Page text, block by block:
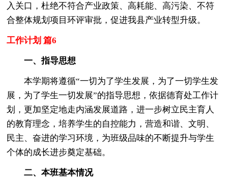
入关口，杜绝不符合产业政策、高耗能、高污染、不符
合整体规划项目环评审批，促进我县产业转型升级。
工作计划 篇6
一、指导思想
本学期将遵循“一切为了学生发展，为了一切学生发
展，为了学生一切发展”的指导思想，依据德育处工作计
划，更加坚定地走内涵发展道路，进一步树立民主育人
的教育理念，培养学生的自控能力，营造和谐、文明、
民主、奋进的学习环境，为班级品味的不断提升与学生
个体的成长进步奠定基础。
二、本班基本情况